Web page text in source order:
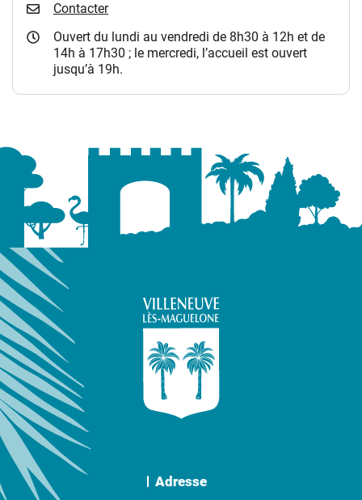
Contacter
Ouvert du lundi au vendredi de 8h30 à 12h et de
14h à 17h30 ; le mercredi, l’accueil est ouvert
jusqu’à 19h.
Adresse